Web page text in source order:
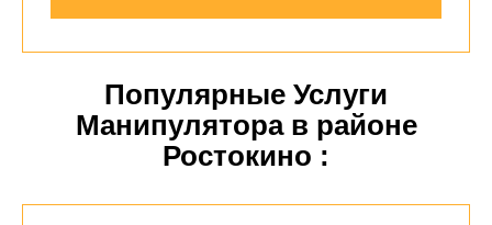
Популярные Услуги
Манипулятора в районе
Ростокино :